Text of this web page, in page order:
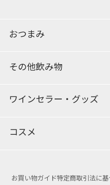
おつまみ
その他飲み物
ワインセラー・グッズ
コスメ
お買い物ガイド特定商取引法に